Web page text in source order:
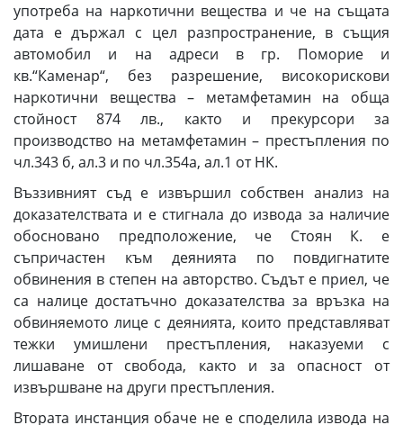
употреба на наркотични вещества и че на същата
дата е държал с цел разпространение, в същия
автомобил и на адреси в гр. Поморие и
кв.“Каменар“, без разрешение, високорискови
наркотични вещества – метамфетамин на обща
стойност 874 лв., както и прекурсори за
производство на метамфетамин – престъпления по
чл.343 б, ал.3 и по чл.354а, ал.1 от НК.
Въззивният съд е извършил собствен анализ на
доказателствата и е стигнала до извода за наличие
обосновано предположение, че Стоян К. е
съпричастен към деянията по повдигнатите
обвинения в степен на авторство. Съдът е приел, че
са налице достатъчно доказателства за връзка на
обвиняемото лице с деянията, които представляват
тежки умишлени престъпления, наказуеми с
лишаване от свобода, както и за опасност от
извършване на други престъпления.
Втората инстанция обаче не е споделила извода на